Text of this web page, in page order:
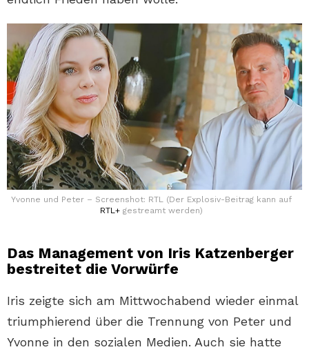
Yvonne und Peter – Screenshot: RTL (Der Explosiv-Beitrag kann auf
RTL+gestreamt werden)
Das Management von Iris Katzenberger
bestreitet die Vorwürfe
Iris zeigte sich am Mittwochabend wieder einmal
triumphierend über die Trennung von Peter und
Yvonne in den sozialen Medien. Auch sie hatte